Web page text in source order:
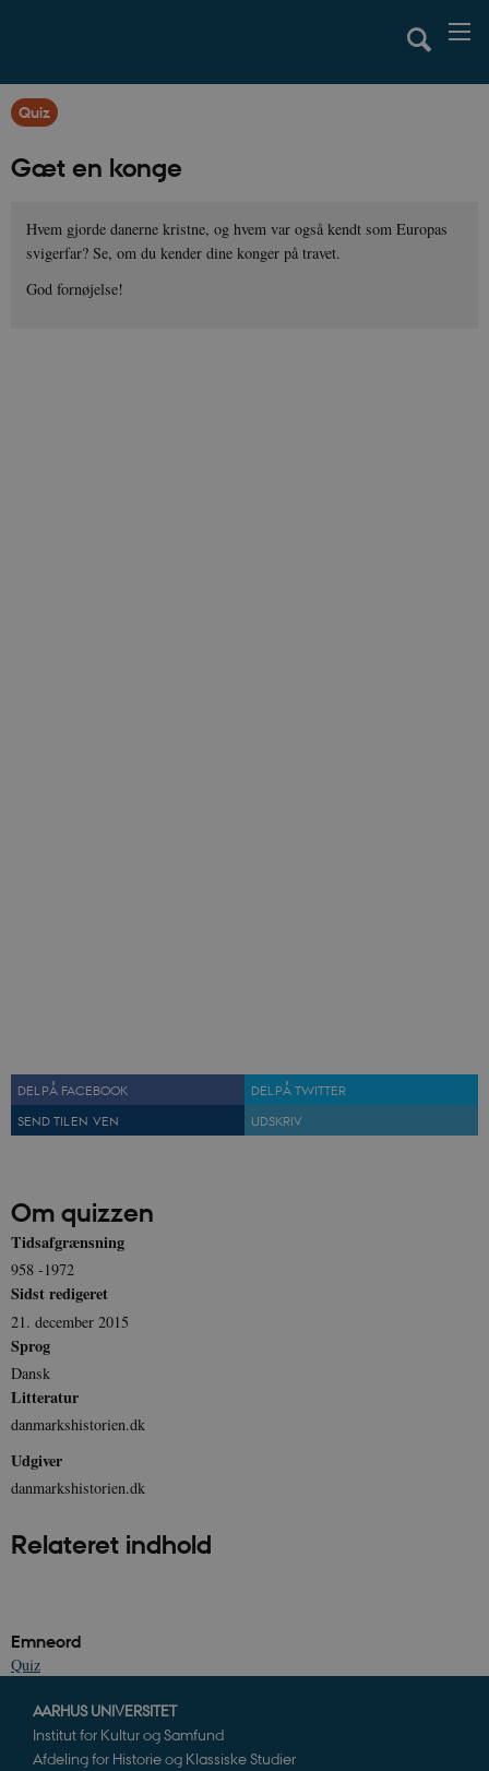
Quiz
Gæt en konge
Hvem gjorde danerne kristne, og hvem var også kendt som Europas
svigerfar? Se, om du kender dine konger på travet.
God fornøjelse!
DEL PÅ FACEBOOK
DEL PÅ TWITTER
SEND TIL EN VEN
UDSKRIV
Om quizzen
Tidsafgrænsning
958 -1972
Sidst redigeret
21. december 2015
Sprog
Dansk
Litteratur
danmarkshistorien.dk
Udgiver
danmarkshistorien.dk
Relateret indhold
Emneord
Quiz
AARHUS UNIVERSITET
Institut for Kultur og Samfund
Afdeling for Historie og Klassiske Studier